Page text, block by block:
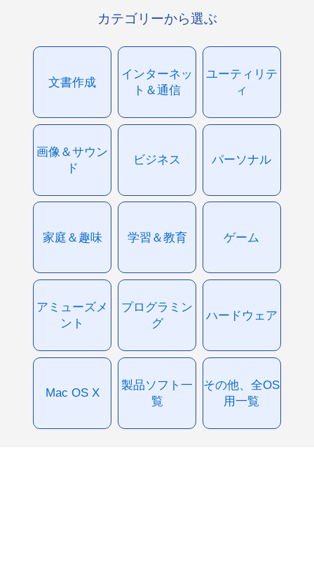
カテゴリーから選ぶ
文書作成
インターネッ
ト＆通信
ユーティリテ
ィ
画像＆サウン
ド
ビジネス パーソナル
家庭＆趣味 学習＆教育 ゲーム
アミューズメ
ント
プログラミン
グ
ハードウェア
Mac OS X
製品ソフト一
覧
その他、全OS
用一覧